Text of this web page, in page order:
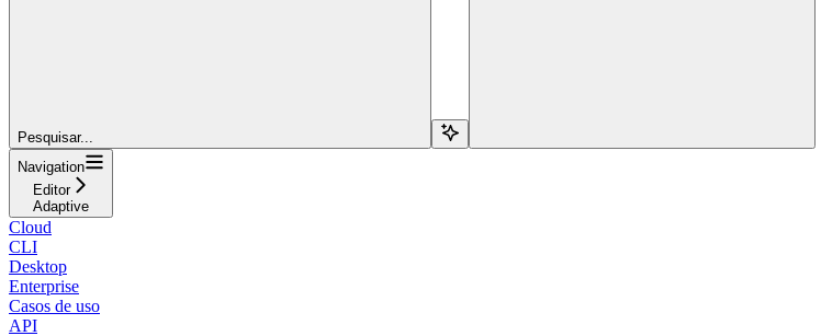
Pesquisar...
Navigation
Editor
Adaptive
Cloud
CLI
Desktop
Enterprise
Casos de uso
API